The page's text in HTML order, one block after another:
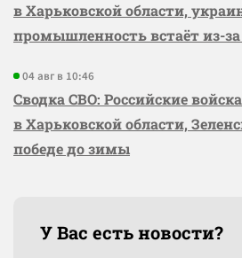
в Харьковской области,
промышленность встаёт из-
04 авг в 10:46
Сводка СВО: Российские
в Харьковской области,
победе до зимы
У Вас есть новости?